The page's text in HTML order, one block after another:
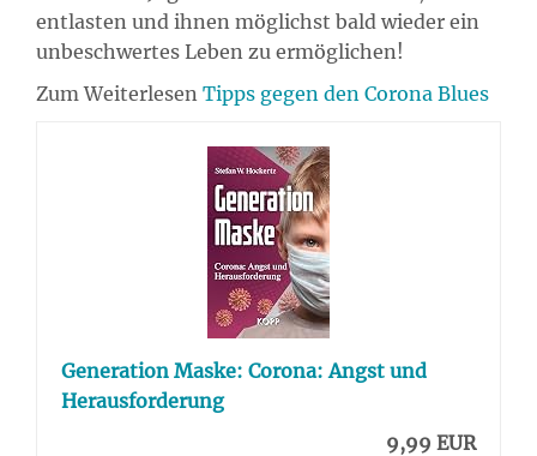
entlasten und ihnen möglichst bald wieder ein
unbeschwertes Leben zu ermöglichen!
Zum Weiterlesen Tipps gegen den Corona Blues
Generation Maske: Corona: Angst und
Herausforderung
9,99 EUR